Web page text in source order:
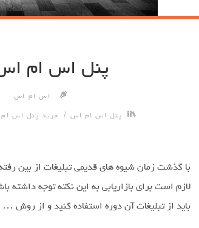
پنل اس ام اس
اس ام اس
پنل اس ام اس / خرید پنل اس
با گذشت زمان شیوه های قدیمی تبلیغات از بین
لازم است برای بازاریابی به این نکته توجه داشته
باید از تبلیغات آن دوره استفاده کنید و از روش …